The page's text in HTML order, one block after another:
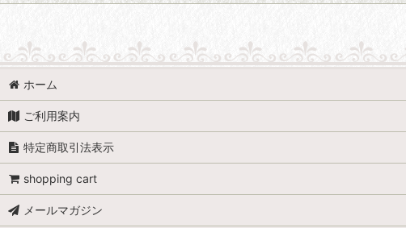
ホーム
ご利用案内
特定商取引法表示
shopping cart
メールマガジン